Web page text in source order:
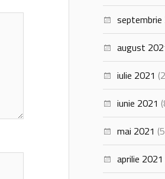
septembrie
august
iulie 2021
iunie 2021
mai 2021
aprilie 2021